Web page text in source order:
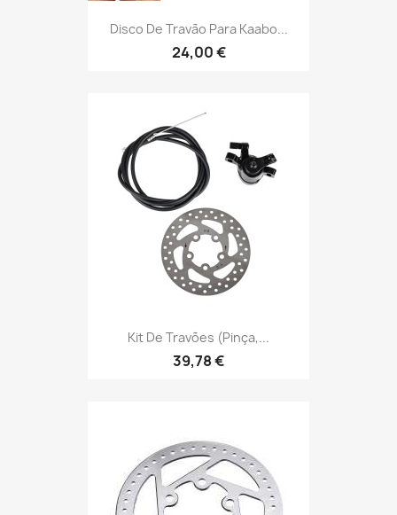
Disco De Travão Para Kaabo...
24,00 €
Kit De Travões (pinça,...
39,78 €